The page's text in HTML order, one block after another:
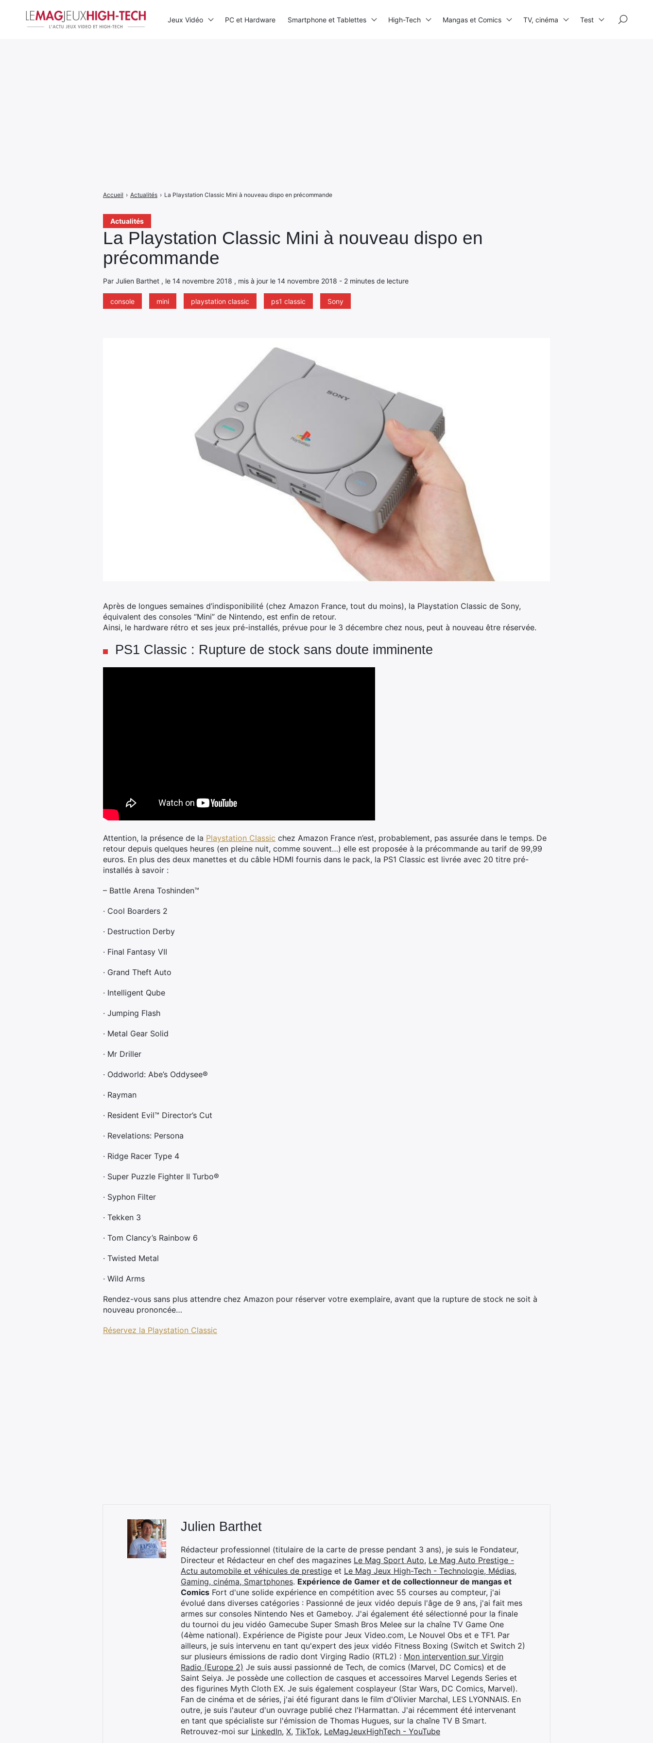
Actualités
La Playstation Classic Mini à nouveau dispo en
précommande
Par Julien Barthet , le 14 novembre 2018 , mis à jour le 14 novembre 2018 - 2 minutes de lecture
console mini playstation classic ps1 classic Sony
Accueil › Actualités › La Playstation Classic Mini à nouveau dispo en précommande
Après de longues semaines d’indisponibilité (chez Amazon France, tout du moins), la Playstation Classic de Sony,
équivalent des consoles “Mini” de Nintendo, est enfin de retour.
Ainsi, le hardware rétro et ses jeux pré-installés, prévue pour le 3 décembre chez nous, peut à nouveau être réservée.
PS1 Classic : Rupture de stock sans doute imminente
Attention, la présence de la Playstation Classic chez Amazon France n’est, probablement, pas assurée dans le temps. De
retour depuis quelques heures (en pleine nuit, comme souvent…) elle est proposée à la précommande au tarif de 99,99
euros. En plus des deux manettes et du câble HDMI fournis dans le pack, la PS1 Classic est livrée avec 20 titre pré-
installés à savoir :
– Battle Arena Toshinden™
· Cool Boarders 2
· Destruction Derby
· Final Fantasy VII
· Grand Theft Auto
· Intelligent Qube
· Jumping Flash
· Metal Gear Solid
· Mr Driller
· Oddworld: Abe’s Oddysee®
· Rayman
· Resident Evil™ Director’s Cut
· Revelations: Persona
· Ridge Racer Type 4
· Super Puzzle Fighter II Turbo®
· Syphon Filter
· Tekken 3
· Tom Clancy’s Rainbow 6
· Twisted Metal
· Wild Arms
Rendez-vous sans plus attendre chez Amazon pour réserver votre exemplaire, avant que la rupture de stock ne soit à
nouveau prononcée…
Réservez la Playstation Classic
Julien Barthet
Rédacteur professionnel (titulaire de la carte de presse pendant 3 ans), je suis le Fondateur,
Directeur et Rédacteur en chef des magazines Le Mag Sport Auto, Le Mag Auto Prestige -
Actu automobile et véhicules de prestige et Le Mag Jeux High-Tech - Technologie, Médias,
Gaming, cinéma, Smartphones. Expérience de Gamer et de collectionneur de mangas et
Comics Fort d'une solide expérience en compétition avec 55 courses au compteur, j'ai
évolué dans diverses catégories : Passionné de jeux vidéo depuis l'âge de 9 ans, j'ai fait mes
armes sur consoles Nintendo Nes et Gameboy. J'ai également été sélectionné pour la finale
du tournoi du jeu vidéo Gamecube Super Smash Bros Melee sur la chaîne TV Game One
(4ème national). Expérience de Pigiste pour Jeux Video.com, Le Nouvel Obs et e TF1. Par
ailleurs, je suis intervenu en tant qu'expert des jeux vidéo Fitness Boxing (Switch et Switch 2)
sur plusieurs émissions de radio dont Virging Radio (RTL2) : Mon intervention sur Virgin
Radio (Europe 2) Je suis aussi passionné de Tech, de comics (Marvel, DC Comics) et de
Saint Seiya. Je possède une collection de casques et accessoires Marvel Legends Series et
des figurines Myth Cloth EX. Je suis également cosplayeur (Star Wars, DC Comics, Marvel).
Fan de cinéma et de séries, j'ai été figurant dans le film d'Olivier Marchal, LES LYONNAIS. En
outre, je suis l'auteur d'un ouvrage publié chez l'Harmattan. J'ai récemment été intervenant
en tant que spécialiste sur l'émission de Thomas Hugues, sur la chaîne TV B Smart.
Retrouvez-moi sur LinkedIn, X, TikTok, LeMagJeuxHighTech - YouTube
Jeux Vidéo PC et Hardware Smartphone et Tablettes High-Tech Mangas et Comics TV, cinéma Test